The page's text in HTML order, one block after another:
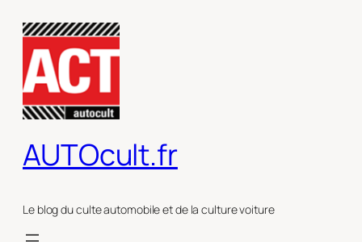
contenu
AUTOcult.fr
Le blog du culte automobile et de la culture voiture